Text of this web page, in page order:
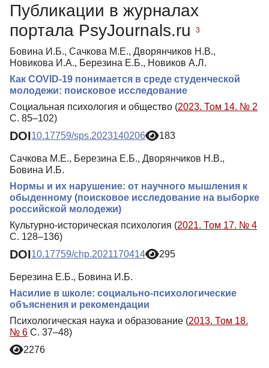
Биография
Публикации в журналах
портала PsyJournals.ru
3
Бовина И.Б., Сачкова М.Е., Дворянчиков Н.В.,
Новикова И.А., Березина Е.Б., Новиков А.Л.
Как COVID-19 понимается в среде студенческой
молодежи: поисковое исследование
Социальная психология и общество (2023. Том 14. № 2
С. 85–102)
DOI10.17759/sps.2023140206 183
Сачкова М.Е., Березина Е.Б., Дворянчиков Н.В.,
Бовина И.Б.
Нормы и их нарушение: от научного мышления к
обыденному (поисковое исследование на выборке
российской молодежи)
Культурно-историческая психология (2021. Том 17. № 4
С. 128–136)
DOI10.17759/chp.2021170414 295
Березина Е.Б., Бовина И.Б.
Насилие в школе: социально-психологические
объяснения и рекомендации
Психологическая наука и образование (2013. Том 18.
№ 6 С. 37–48)
2276